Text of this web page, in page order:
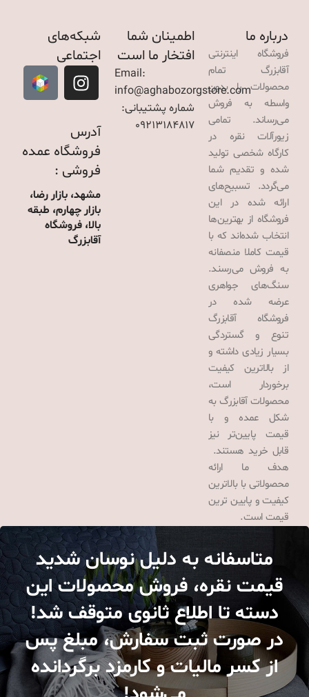
درباره ما
فروشگاه اینترنتی
آقابزرگ تمام
محصولات را بدون
واسطه به فروش
می‌رساند. تمامی
زیورآلات نقره در
کارگاه شخصی تولید
شده و تقدیم شما
می‌گردد. تسبیح‌های
ارائه شده در این
فروشگاه از بهترین‌ها
انتخاب شده‌اند که با
قیمت کاملا منصفانه
به فروش می‌رسند.
سنگ‌های جواهری
عرضه شده در
فروشگاه آقابزرگ
تنوع و گستردگی
بسیار زیادی داشته و
از بالاترین کیفیت
برخوردار است،
محصولات آقابزرگ به
شکل عمده و با
قیمت پایین‌تر نیز
قابل خرید هستند.
هدف ما ارائه
محصولاتی با بالاترین
کیفیت و پایین ترین
قیمت است.
اطمینان شما
افتخار ما است
Email:
info@aghabozorgstore.com
شماره پشتیبانی:
09213184817
شبکه‌های
اجتماعی
آدرس
فروشگاه عمده
فروشی :
مشهد، بازار رضا،
بازار چهارم، طبقه
بالا، فروشگاه
آقابزرگ
متاسفانه به دلیل نوسان شدید
قیمت نقره، فروش محصولات این
دسته تا اطلاع ثانوی متوقف شد!
در صورت ثبت سفارش، مبلغ پس
از کسر مالیات و کارمزد برگردانده